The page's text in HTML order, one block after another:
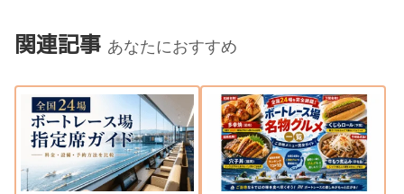
関連記事 あなたにおすすめ